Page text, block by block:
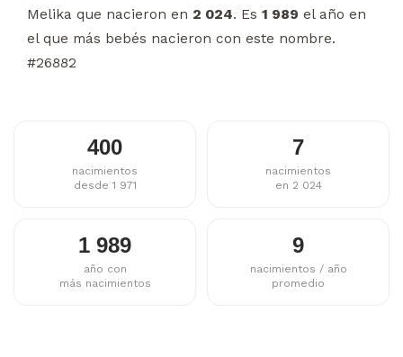
Melika que nacieron en 2 024. Es 1 989 el año en
el que más bebés nacieron con este nombre.
#26882
400
nacimientos
desde 1 971
7
nacimientos
en 2 024
1 989
año con
más nacimientos
9
nacimientos / año
promedio